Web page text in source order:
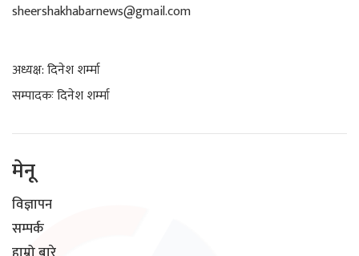
sheershakhabarnews@gmail.com
अध्यक्ष: दिनेश शर्म्मा
सम्पादकः दिनेश शर्म्मा
मेनू
विज्ञापन
सम्पर्क